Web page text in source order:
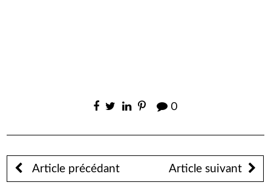
0
Article précédant Article suivant